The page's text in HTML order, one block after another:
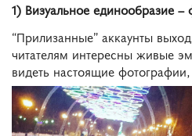
1) Визуальное единообразие
“Прилизанные” аккаунты
читателям интересны живые
видеть настоящие